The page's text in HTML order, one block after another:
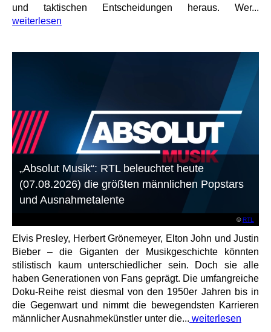
und taktischen Entscheidungen heraus. Wer...
weiterlesen
©RTL
„Absolut Musik“: RTL beleuchtet heute
(07.08.2026) die größten männlichen Popstars
und Ausnahmetalente
Elvis Presley, Herbert Grönemeyer, Elton John und Justin
Bieber – die Giganten der Musikgeschichte könnten
stilistisch kaum unterschiedlicher sein. Doch sie alle
haben Generationen von Fans geprägt. Die umfangreiche
Doku-Reihe reist diesmal von den 1950er Jahren bis in
die Gegenwart und nimmt die bewegendsten Karrieren
männlicher Ausnahmekünstler unter die... weiterlesen